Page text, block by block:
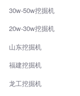
30w-50w挖掘机
20w-30w挖掘机
山东挖掘机
福建挖掘机
龙工挖掘机